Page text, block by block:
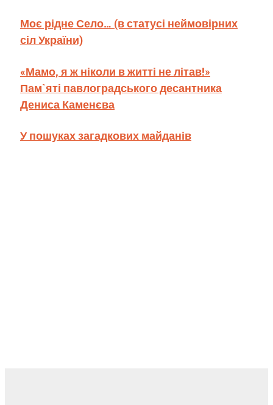
Моє рідне Село… (в статусі неймовірних
сіл України)
«Мамо, я ж ніколи в житті не літав!»
Пам`яті павлоградського десантника
Дениса Каменєва
У пошуках загадкових майданів